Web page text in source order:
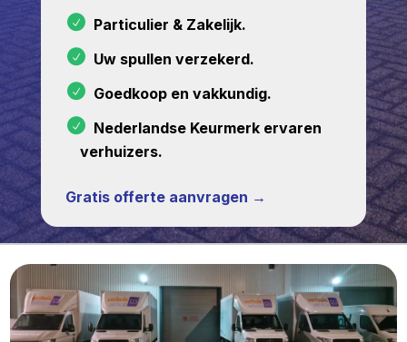
Particulier & Zakelijk.
Uw spullen verzekerd.
Goedkoop en vakkundig.
Nederlandse Keurmerk ervaren
verhuizers.
Gratis offerte aanvragen →